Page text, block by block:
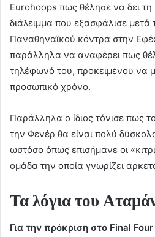
Eurohoops πως θέλησε να δει τη
διάλειμμα που εξασφάλισε μετά
Παναθηναϊκού κόντρα στην
παράλληλα να αναφέρει πως
τηλέφωνό του, προκειμένου να
προσωπικό χρόνο.
Παράλληλα ο ίδιος τόνισε πως
την Φενέρ θα είναι πολύ
ωστόσο όπως επισήμανε οι
ομάδα την οποία γνωρίζει
Τα λόγια του
Για την πρόκριση στο Final